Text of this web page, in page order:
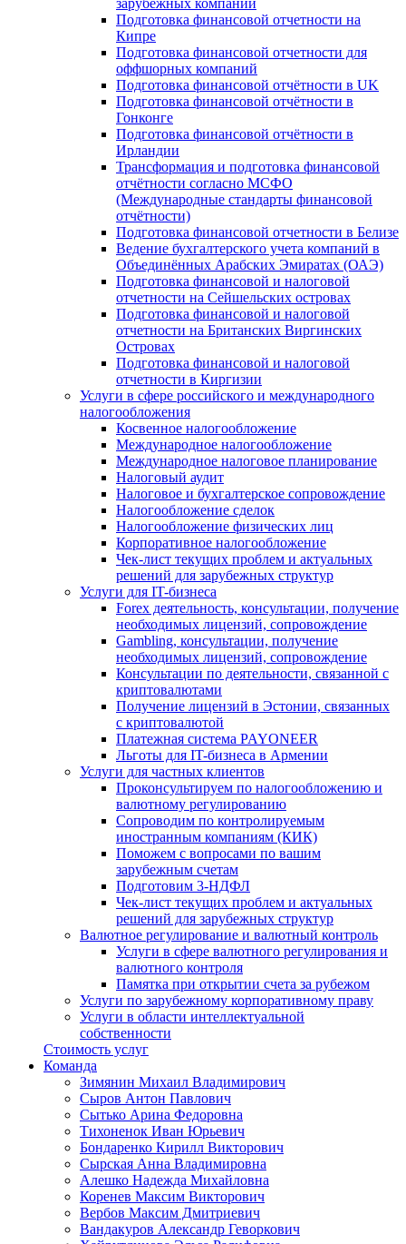
зарубежных компаний
Подготовка финансовой отчетности на
Кипре
Подготовка финансовой отчетности для
оффшорных компаний
Подготовка финансовой отчётности в UK
Подготовка финансовой отчётности в
Гонконге
Подготовка финансовой отчётности в
Ирландии
Трансформация и подготовка финансовой
отчётности согласно МСФО
(Международные стандарты финансовой
отчётности)
Подготовка финансовой отчетности в Белизе
Ведение бухгалтерского учета компаний в
Объединённых Арабских Эмиратах (ОАЭ)
Подготовка финансовой и налоговой
отчетности на Сейшельских островах
Подготовка финансовой и налоговой
отчетности на Британских Виргинских
Островах
Подготовка финансовой и налоговой
отчетности в Киргизии
Услуги в сфере российского и международного
налогообложения
Косвенное налогообложение
Международное налогообложение
Международное налоговое планирование
Налоговый аудит
Налоговое и бухгалтерское сопровождение
Налогообложение сделок
Налогообложение физических лиц
Корпоративное налогообложение
Чек-лист текущих проблем и актуальных
решений для зарубежных структур
Услуги для IT-бизнеса
Forex деятельность, консультации, получение
необходимых лицензий, сопровождение
Gambling, консультации, получение
необходимых лицензий, сопровождение
Консультации по деятельности, связанной с
криптовалютами
Получение лицензий в Эстонии, связанных
с криптовалютой
Платежная система PAYONEER
Льготы для IT-бизнеса в Армении
Услуги для частных клиентов
Проконсультируем по налогообложению и
валютному регулированию
Сопроводим по контролируемым
иностранным компаниям (КИК)
Поможем с вопросами по вашим
зарубежным счетам
Подготовим 3-НДФЛ
Чек-лист текущих проблем и актуальных
решений для зарубежных структур
Валютное регулирование и валютный контроль
Услуги в сфере валютного регулирования и
валютного контроля
Памятка при открытии счета за рубежом
Услуги по зарубежному корпоративному праву
Услуги в области интеллектуальной
собственности
Стоимость услуг
Команда
Зимянин Михаил Владимирович
Сыров Антон Павлович
Сытько Арина Федоровна
Тихоненок Иван Юрьевич
Бондаренко Кирилл Викторович
Сырская Анна Владимировна
Алешко Надежда Михайловна
Коренев Максим Викторович
Вербов Максим Дмитриевич
Вандакуров Александр Геворкович